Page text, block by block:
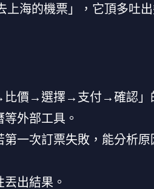
海的機票」，它頂多吐
比價→選擇→支付→確認」
外部工具。
一次訂票失敗，能分析
出結果。